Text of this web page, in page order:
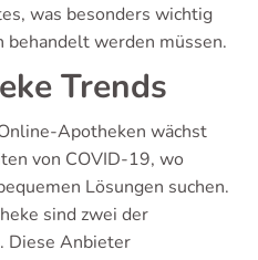
was besonders wichtig
behandelt werden müssen.
Trends
Apotheken wächst
von COVID-19, wo
Lösungen suchen.
sind zwei der
Diese Anbieter